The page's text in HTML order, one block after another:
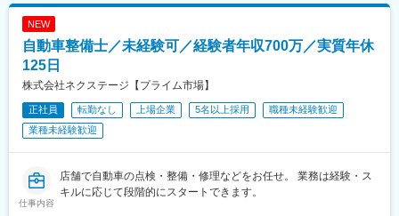
川市駅、東新潟駅、寺尾駅、新宮中央駅、新座駅、道場南口駅、
駅、石岡駅、石巻あゆみ野駅、摂津駅、中野栄駅、八乙女駅、黒
駅、福井駅(岡山県)、早島駅、淵野辺駅、草加駅、南草津駅、西小
泉駅、柏林台駅、荒尾駅(岐阜県)、鳴海駅、塚目駅、鶴崎駅、南大
添前田駅、新大宮駅、西那須野駅、出屋敷駅、日進駅(愛知県)、常
陸多賀駅、笹原駅、竹下駅、七重浜駅、北八王子駅、八戸駅、折
NEW
自動車整備士／未経験可／経験者年収700万／実質年休
125日
株式会社ネクステージ【プライム市場】
正社員 転勤なし 上場企業 5名以上採用
職種未経験歓迎
業種未経験歓迎
仕事内容
店舗で自動車の点検・整備・修理などをお任せ。 業務は経験・ス
キルに応じて段階的にスタートできます。